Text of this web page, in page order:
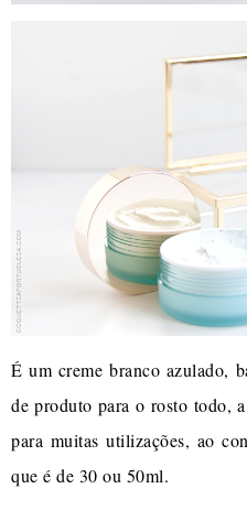
É um creme branco azulado,
de produto para o rosto todo,
para muitas utilizações, ao
que é de 30 ou 50ml.